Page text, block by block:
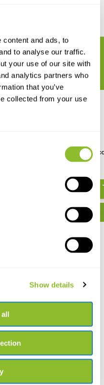
content and ads, to
to analyse our traffic.
your use of our site with
analytics partners who
that you’ve
collected from your use
Show details
Euromex LED
40x/100x/400x
€ 266,-